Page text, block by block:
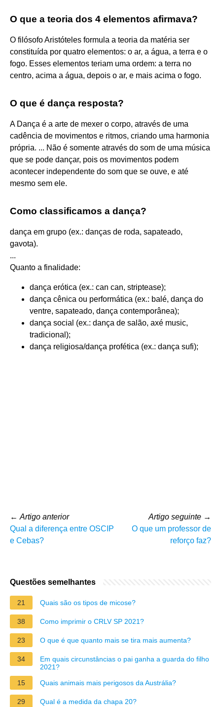
O que a teoria dos 4 elementos afirmava?
O filósofo Aristóteles formula a teoria da matéria ser
constituída por quatro elementos: o ar, a água, a terra e o
fogo. Esses elementos teriam uma ordem: a terra no
centro, acima a água, depois o ar, e mais acima o fogo.
O que é dança resposta?
A Dança é a arte de mexer o corpo, através de uma
cadência de movimentos e ritmos, criando uma harmonia
própria. ... Não é somente através do som de uma música
que se pode dançar, pois os movimentos podem
acontecer independente do som que se ouve, e até
mesmo sem ele.
Como classificamos a dança?
dança em grupo (ex.: danças de roda, sapateado,
gavota).
...
Quanto a finalidade:
dança erótica (ex.: can can, striptease);
dança cênica ou performática (ex.: balé, dança do
ventre, sapateado, dança contemporânea);
dança social (ex.: dança de salão, axé music,
tradicional);
dança religiosa/dança profética (ex.: dança sufi);
← Artigo anterior
Qual a diferença entre OSCIP
e Cebas?
Artigo seguinte →
O que um professor de
reforço faz?
Questões semelhantes
21 Quais são os tipos de micose?
38 Como imprimir o CRLV SP 2021?
23 O que é que quanto mais se tira mais aumenta?
34
Em quais circunstâncias o pai ganha a guarda do filho
2021?
15
Quais animais mais perigosos da Austrália?
29 Qual é a medida da chapa 20?